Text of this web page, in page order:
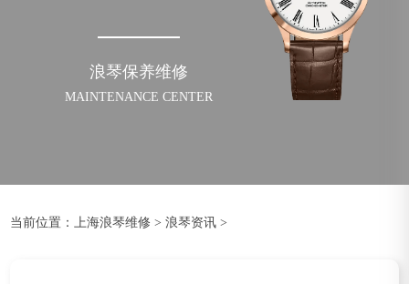
浪琴保养维修
MAINTENANCE CENTER
当前位置： 上海浪琴维修 >浪琴资讯 >